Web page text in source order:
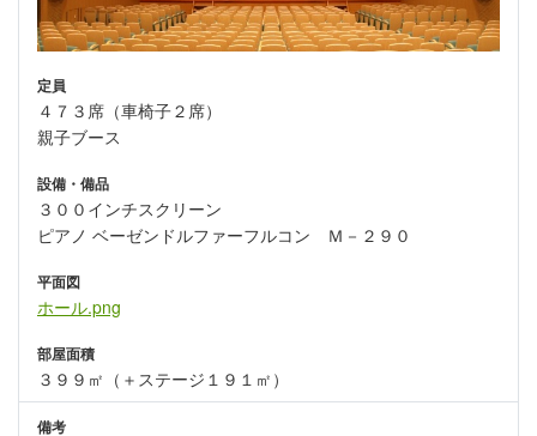
定員
４７３席（車椅子２席）
親子ブース
設備・備品
３００インチスクリーン
ピアノ ベーゼンドルファーフルコン Ｍ－２９０
平面図
ホール.png
部屋面積
３９９㎡（＋ステージ１９１㎡）
備考